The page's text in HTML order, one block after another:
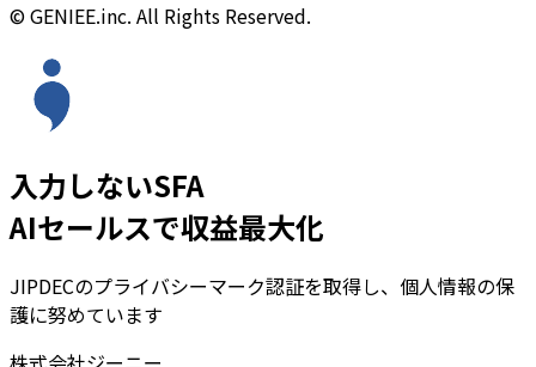
© GENIEE.inc. All Rights Reserved.
入力しないSFA
AIセールスで収益最大化
JIPDECのプライバシーマーク認証を取得し、個人情報の保
護に努めています